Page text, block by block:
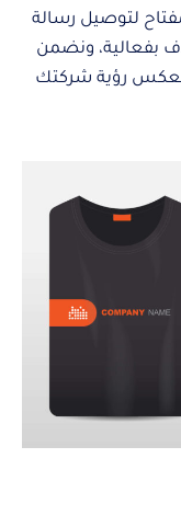
لتوصيل رسالة
بفعالية، ونضمن
رؤية شركتك